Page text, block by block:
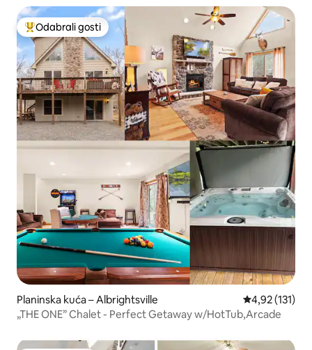
Među najviše rangiranima s oznakom „Odabrali gosti”
Odabrali gosti
Planinska kuća – Albrightsville Prosječna
4,92 (131)
„THE ONE” Chalet - Perfect Getaway w/HotTub,Arcade